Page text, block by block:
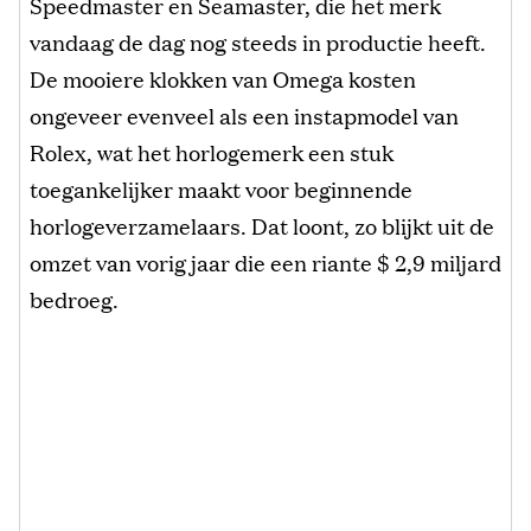
vandaag de dag nog steeds in productie heeft.
De mooiere klokken van Omega kosten
ongeveer evenveel als een instapmodel van
Rolex, wat het horlogemerk een stuk
toegankelijker maakt voor beginnende
horlogeverzamelaars. Dat loont, zo blijkt uit de
omzet van vorig jaar die een riante $ 2,9 miljard
bedroeg.